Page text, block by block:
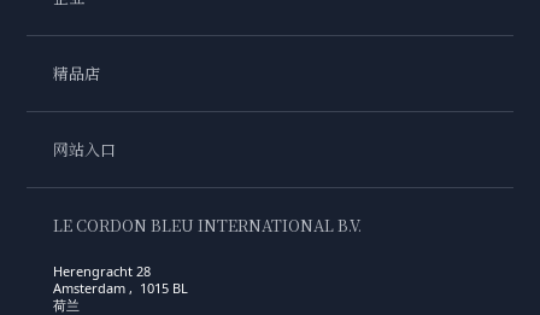
精品店
网站入口
LE CORDON BLEU INTERNATIONAL B.V.
Herengracht 28
Amsterdam , 1015 BL
荷兰